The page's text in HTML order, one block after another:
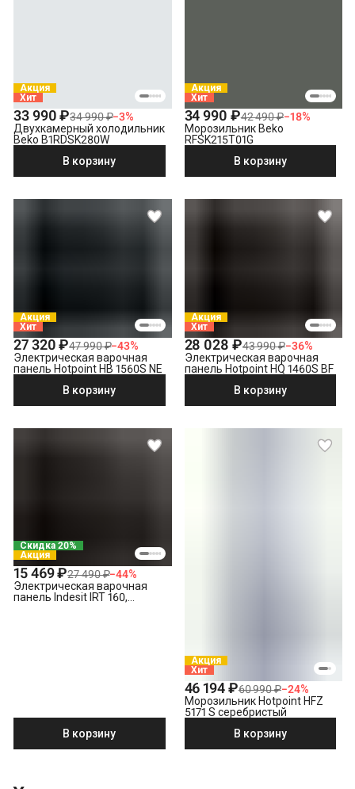
Акция
Хит
33 990 ₽34 990 ₽−3%
Двухкамерный холодильник
Beko B1RDSK280W
В корзину
Акция
Хит
34 990 ₽42 490 ₽−18%
Морозильник Beko
RFSK215T01G
В корзину
Акция
Хит
27 320 ₽47 990 ₽−43%
Электрическая варочная
панель Hotpoint HB 1560S NE
В корзину
Акция
Хит
28 028 ₽43 990 ₽−36%
Электрическая варочная
панель Hotpoint HQ 1460S BF
В корзину
Скидка 20%
Акция
15 469 ₽27 490 ₽−44%
Электрическая варочная
панель Indesit IRT 160,
В корзину
Акция
Хит
46 194 ₽60 990 ₽−24%
Морозильник Hotpoint HFZ
5171 S серебристый
В корзину